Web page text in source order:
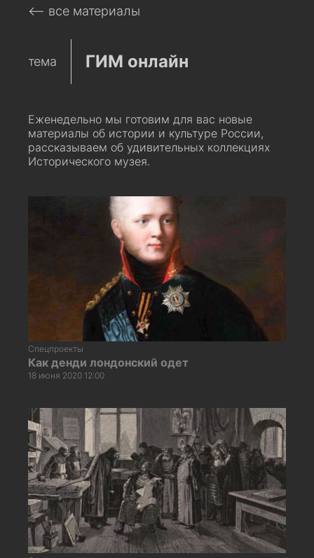
⟵ все материалы
тема ГИМ онлайн
Еженедельно мы готовим для вас новые
материалы об истории и культуре России,
рассказываем об удивительных коллекциях
Исторического музея.
Спецпроекты
Как денди лондонский одет
18 июня 2020 12:00